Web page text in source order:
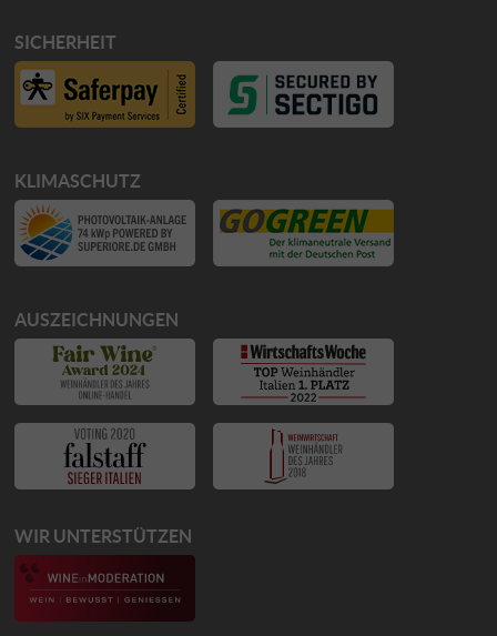
SICHERHEIT
KLIMASCHUTZ
AUSZEICHNUNGEN
WIR UNTERSTÜTZEN